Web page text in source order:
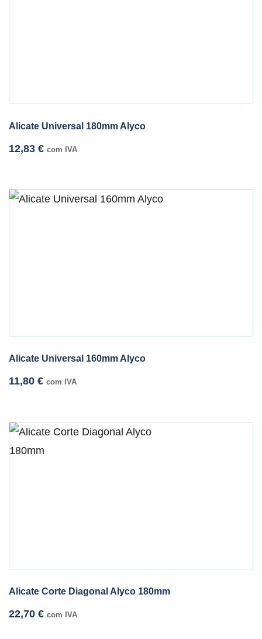
Alicate Universal 180mm Alyco
12,83 € com IVA
Alicate Universal 160mm Alyco
11,80 € com IVA
Alicate Corte Diagonal Alyco 180mm
22,70 € com IVA